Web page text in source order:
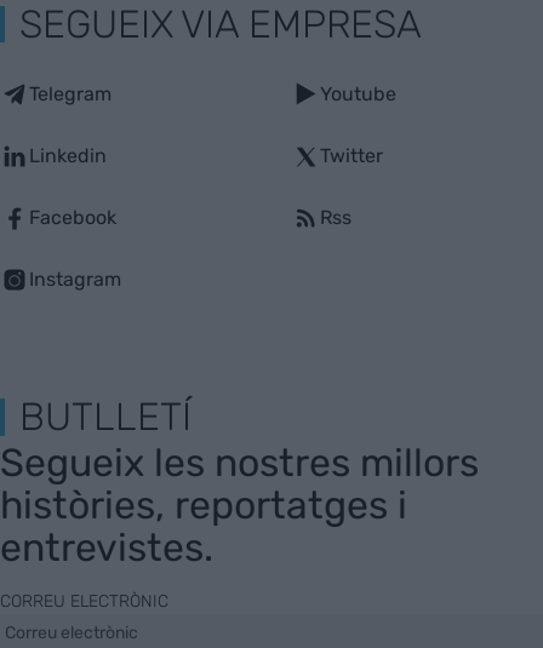
SEGUEIX VIA EMPRESA
Telegram
Linkedin
Facebook
Instagram
Youtube
Twitter
Rss
BUTLLETÍ
Segueix les nostres millors
històries, reportatges i
entrevistes.
CORREU ELECTRÒNIC